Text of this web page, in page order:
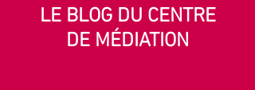
LE BLOG DU CENTRE
DE MÉDIATION